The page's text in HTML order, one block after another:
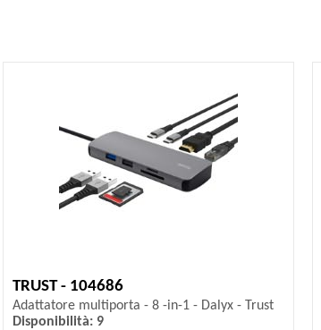
TRUST - 104686
Adattatore multiporta - 8 -in-1 - Dalyx - Trust
Disponibilità: 9